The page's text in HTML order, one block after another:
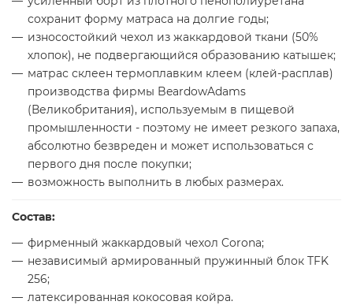
сохранит форму матраса на долгие годы;
износостойкий чехол из жаккардовой ткани (50%
хлопок), не подвергающийся образованию катышек;
матрас склеен термоплавким клеем (клей-расплав)
производства фирмы BeardowAdams
(Великобритания), используемым в пищевой
промышленности - поэтому не имеет резкого запаха,
абсолютно безвреден и может использоваться с
первого дня после покупки;
возможность выполнить в любых размерах.
Состав:
фирменный жаккардовый чехол Corona;
независимый армированный пружинный блок TFK
256;
латексированная кокосовая койра.